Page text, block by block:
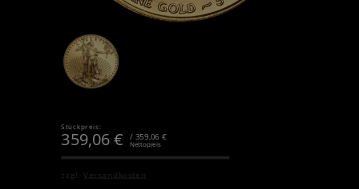
Stückpreis:
359,06€ / 359,06 €
Nettopreis
zzgl.Versandkosten